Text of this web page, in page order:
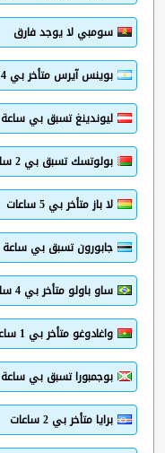
سومبي لا يوجد فارق
بوينس آيرس متأخر بي 4 ساعات
ليوندينغ تسبق بي
بولوتسك تسبق بي 2 ساعات
لا باز متأخر بي 5 ساعات
جابورون تسبق بي
ساو باولو متأخر بي 4 ساعات
واغادوغو متأخر بي 1 ساعات
بوجمبورا تسبق بي
برايا متأخر بي 2 ساعات